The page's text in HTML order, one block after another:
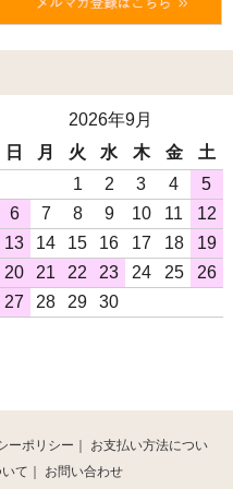
2026年9月
日
月 火 水 木 金
土
1
2 3 4
5
6
7 8 9 10 11
12
13
14 15 16 17 18
19
20
21 22 23 24 25
26
27
28 29 30
ーポリシー
お支払い方法につい
て お問い合わせ